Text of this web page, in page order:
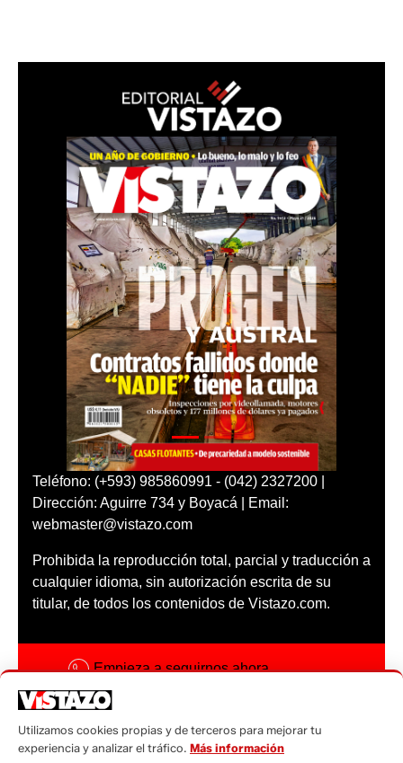
Teléfono: (+593) 985860991 - (042) 2327200 |
Dirección: Aguirre 734 y Boyacá | Email:
webmaster@vistazo.com
Prohibida la reproducción total, parcial y traducción a
cualquier idioma, sin autorización escrita de su
titular, de todos los contenidos de Vistazo.com.
Empieza a seguirnos ahora
Código ética
Utilizamos cookies propias y de terceros para mejorar tu
experiencia y analizar el tráfico. Más información